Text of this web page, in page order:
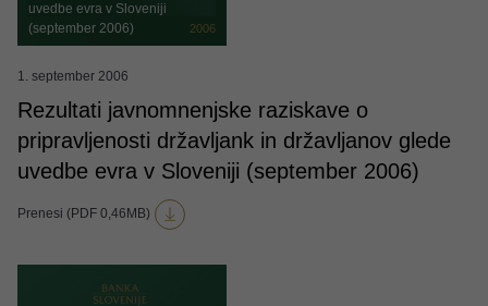
uvedbe evra v Sloveniji
(september 2006)
2006
1. september 2006
Rezultati javnomnenjske raziskave o
pripravljenosti državljank in državljanov glede
uvedbe evra v Sloveniji (september 2006)
Prenesi (PDF 0,46MB)